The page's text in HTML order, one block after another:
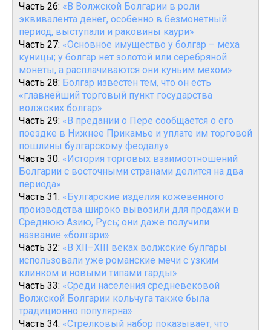
Часть 26: «В Волжской Болгарии в роли
эквивалента денег, особенно в безмонетный
период, выступали и раковины каури»
Часть 27: «Основное имущество у болгар – меха
куницы; у болгар нет золотой или серебряной
монеты, а расплачиваются они куньим мехом»
Часть 28: Болгар известен тем, что он есть
«главнейший торговый пункт государства
волжских болгар»
Часть 29: «В предании о Пере сообщается о его
поездке в Нижнее Прикамье и уплате им торговой
пошлины булгарскому феодалу»
Часть 30: «История торговых взаимоотношений
Болгарии с восточными странами делится на два
периода»
Часть 31: «Булгарские изделия кожевенного
производства широко вывозили для продажи в
Среднюю Азию, Русь; они даже получили
название «болгари»
Часть 32: «В XII–XIII веках волжские булгары
использовали уже романские мечи с узким
клинком и новыми типами гарды»
Часть 33: «Среди населения средневековой
Волжской Болгарии кольчуга также была
традиционно популярна»
Часть 34: «Стрелковый набор показывает, что